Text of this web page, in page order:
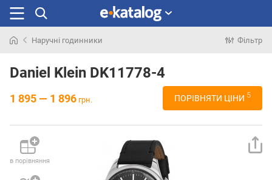
раніше
Наручні годинники Фільтр
Daniel Klein DK11778-4
1 895 — 1 896 грн. ПОРІВНЯТИ ЦІНИ 5
в порівняння